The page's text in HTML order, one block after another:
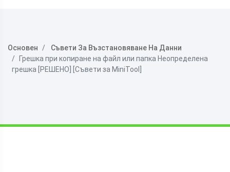
Основен
Съвети За Възстановяване На Данни
Грешка при копиране на файл или папка Неопределена
грешка [РЕШЕНО] [Съвети за MiniTool]